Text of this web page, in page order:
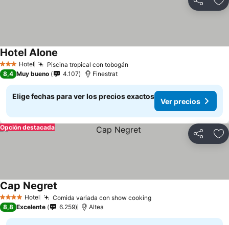
Compartir
3 Estrellas
Hotel Piscina tropical con tobogán
Hotel Alone
8,4 Muy bueno 4.107 Finestrat
Elige fechas para ver los precios exactos
Ver precios
Compartir
Opción destacada
4 EstrellasHotel Comida variada con show cooking
Cap Negret
8,8 Excelente 6.259 Altea